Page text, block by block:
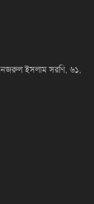
ইসলাম সরণি, ৬১,